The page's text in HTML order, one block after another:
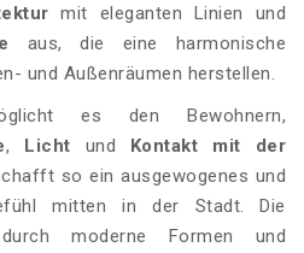
mit eleganten Linien und
aus, die eine harmonische
und Außenräumen herstellen.
es den Bewohnern,
, Licht und Kontakt mit der
so ein ausgewogenes und
mitten in der Stadt. Die
moderne Formen und